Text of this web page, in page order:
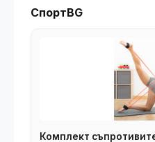
СпортBG
Комплект